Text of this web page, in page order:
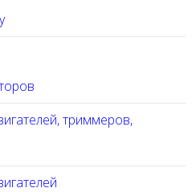
триммеров,